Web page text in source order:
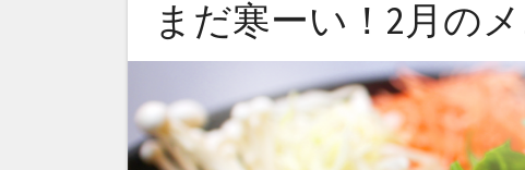
まだ寒ーい！2月の